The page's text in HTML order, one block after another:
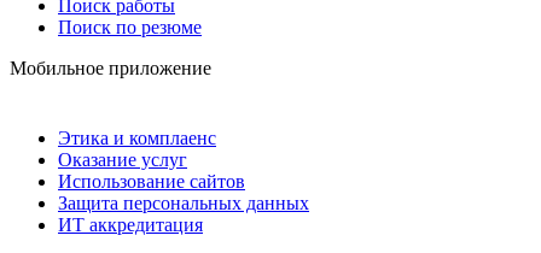
Поиск работы
Поиск по резюме
Мобильное приложение
Этика и комплаенс
Оказание услуг
Использование сайтов
Защита персональных данных
ИТ аккредитация